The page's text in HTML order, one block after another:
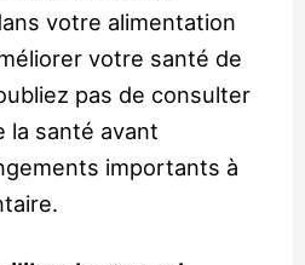
votre alimentation
votre santé de
pas de consulter
la santé avant
importants à